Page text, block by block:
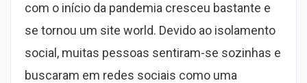
com o início da pandemia cresceu bastante e
se tornou um site world. Devido ao isolamento
social, muitas pessoas sentiram-se sozinhas e
buscaram em redes sociais como uma